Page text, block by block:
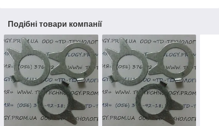
Подібні товари компанії